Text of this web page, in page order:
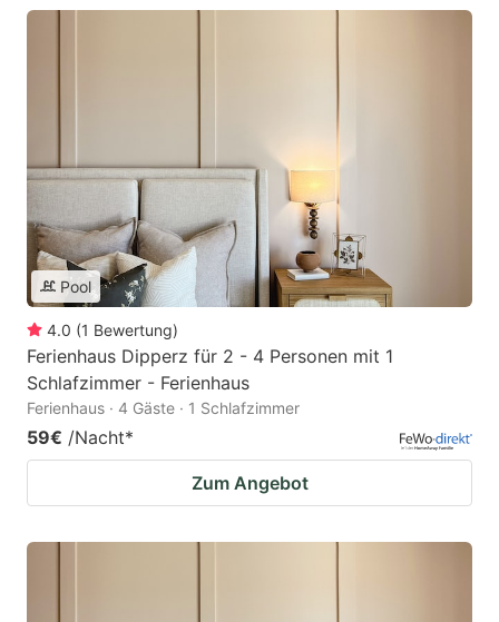
Pool
4.0 (1 Bewertung)
Ferienhaus Dipperz für 2 - 4 Personen mit 1
Schlafzimmer - Ferienhaus
Ferienhaus · 4 Gäste · 1 Schlafzimmer
59€ /Nacht*
Zum Angebot